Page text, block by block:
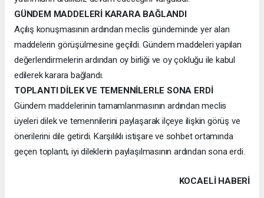
GÜNDEM MADDELERİ KARARA BAĞLANDI
Açılış konuşmasının ardından meclis gündeminde yer alan
maddelerin görüşülmesine geçildi. Gündem maddeleri yapılan
değerlendirmelerin ardından oy birliği ve oy çokluğu ile kabul
edilerek karara bağlandı.
TOPLANTI DİLEK VE TEMENNİLERLE SONA ERDİ
Gündem maddelerinin tamamlanmasının ardından meclis
üyeleri dilek ve temennilerini paylaşarak ilçeye ilişkin görüş ve
önerilerini dile getirdi. Karşılıklı istişare ve sohbet ortamında
geçen toplantı, iyi dileklerin paylaşılmasının ardından sona erdi.
KOCAELI HABERİ